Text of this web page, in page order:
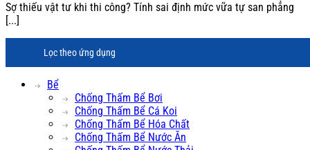
Sợ thiếu vật tư khi thi công? Tính sai định mức vữa tự san phẳng
[...]
Lọc theo ứng dụng
Bể
Chống Thấm Bể Bơi
Chống Thấm Bể Cá Koi
Chống Thấm Bể Hóa Chất
Chống Thấm Bể Nước Ăn